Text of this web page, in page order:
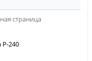
страница
Р-240